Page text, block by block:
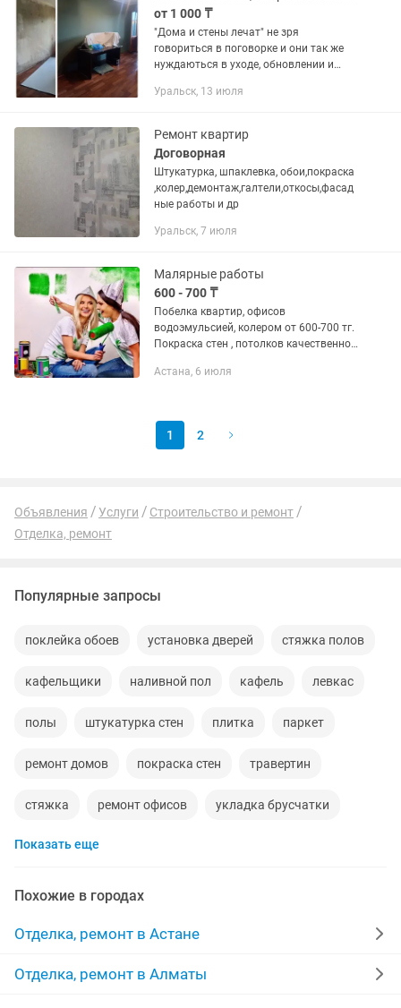
от 1 000 ₸
"Дома и стены лечат" не зря
говориться в поговорке и они так же
нуждаються в уходе, обновлении и
услуги по их уходу, поклейке обоев ( от
Уральск, 13 июля
Ремонт квартир
Договорная
Штукатурка, шпаклевка, обои,покраска
,колер,демонтаж,галтели,откосы,фасад
ные работы и др
Уральск, 7 июля
Малярные работы
600 - 700 ₸
Побелка квартир, офисов
водоэмульсией, колером от 600-700 тг.
Покраска стен , потолков качественной
МАРШАЛ Поклейка обоев, покраска
Астана, 6 июля
1 2
Объявления Услуги
Строительство и ремонт
Отделка, ремонт
Популярные запросы
поклейка обоев установка дверей стяжка полов
кафельщики наливной пол кафель левкас
полы штукатурка стен плитка паркет
ремонт домов покраска стен травертин
стяжка ремонт офисов укладка брусчатки
установка плинтусов
мрамор побелка обой
ремонт квартир домов побелка покраска
Показать еще
Похожие в городах
Отделка, ремонт в Астане
Отделка, ремонт в Алматы